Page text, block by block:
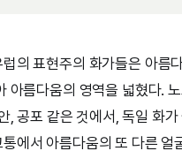
의 표현주의 화가들은 아름
아름다움의 영역을 넓혔다.
, 공포 같은 것에서, 독일 화
에서 아름다움의 또 다른 얼